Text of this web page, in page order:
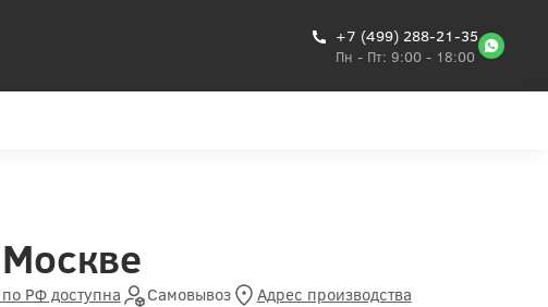
+7 (499) 288-21-35
Пн - Пт: 9:00 - 18:00
РФ доступна Самовывоз Адрес производства